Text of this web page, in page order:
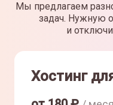
Мы предлагаем
задач. Нужную
и
Хостинг